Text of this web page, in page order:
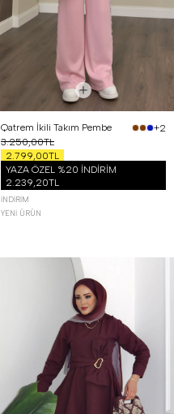
Qatrem İkili Takım Pembe
+2
3.250,00TL
2.799,00TL
YAZA ÖZEL %20 İNDİRİM
2.239,20TL
İNDIRIM
YENI ÜRÜN